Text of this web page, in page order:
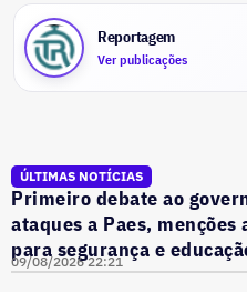
Reportagem
Ver publicações
ÚLTIMAS NOTÍCIAS
Primeiro debate ao
ataques a Paes,
para segurança e
09/08/2026 22:21